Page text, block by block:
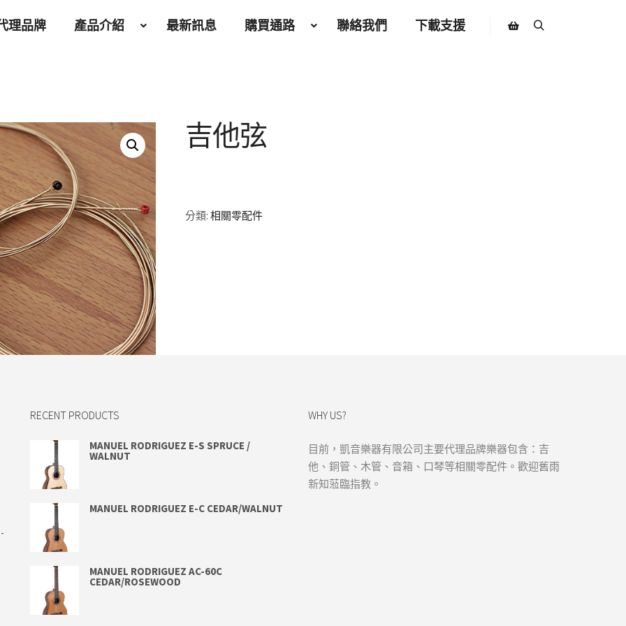
理品牌 產品介紹 最新訊息 購買通路 聯絡我們 下載支援
吉他弦
分類:相關零配件
RECENT PRODUCTS
MANUEL RODRIGUEZ E-S SPRUCE /
WALNUT
MANUEL RODRIGUEZ E-C CEDAR/WALNUT
MANUEL RODRIGUEZ AC-60C
CEDAR/ROSEWOOD
WHY US?
目前，凱音樂器有限公司主要代理品牌樂器包含：吉
他、銅管、木管、音箱、口琴等相關零配件。歡迎舊雨
新知蒞臨指教。